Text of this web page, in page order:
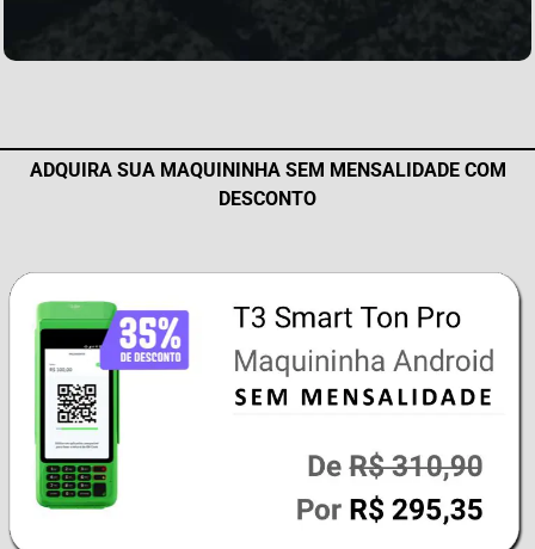
ADQUIRA SUA MAQUININHA SEM MENSALIDADE COM
DESCONTO